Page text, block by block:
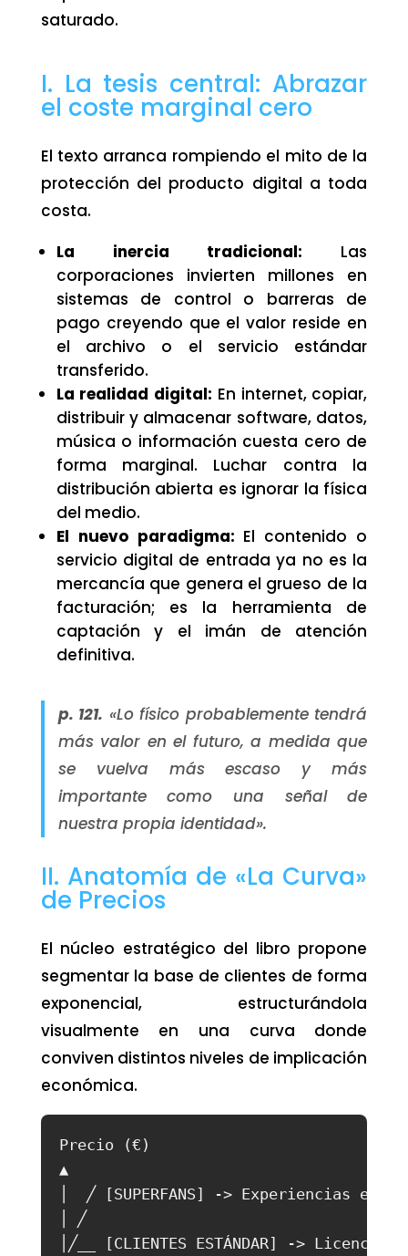
saturado.
I. La tesis central: Abrazar
el coste marginal cero
El texto arranca rompiendo el mito de la
protección del producto digital a toda
costa.
La inercia tradicional: Las
corporaciones invierten millones en
sistemas de control o barreras de
pago creyendo que el valor reside en
el archivo o el servicio estándar
transferido.
La realidad digital: En internet, copiar,
distribuir y almacenar software, datos,
música o información cuesta cero de
forma marginal. Luchar contra la
distribución abierta es ignorar la física
del medio.
El nuevo paradigma: El contenido o
servicio digital de entrada ya no es la
mercancía que genera el grueso de la
facturación; es la herramienta de
captación y el imán de atención
definitiva.
p. 121. «Lo físico probablemente tendrá
más valor en el futuro, a medida que
se vuelva más escaso y más
importante como una señal de
nuestra propia identidad».
II. Anatomía de «La Curva»
de Precios
El núcleo estratégico del libro propone
segmentar la base de clientes de forma
exponencial, estructurándola
visualmente en una curva donde
conviven distintos niveles de implicación
económica.
Precio (€)
▲
│  ╱ [SUPERFANS] -> Experiencias
│ ╱
│╱__ [CLIENTES ESTÁNDAR] ->